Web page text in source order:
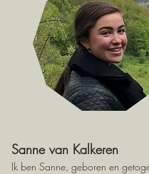
Sanne van Kalkeren
Ik ben Sanne, geboren en